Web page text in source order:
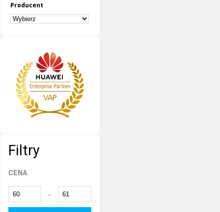
Producent
Filtry
CENA
-